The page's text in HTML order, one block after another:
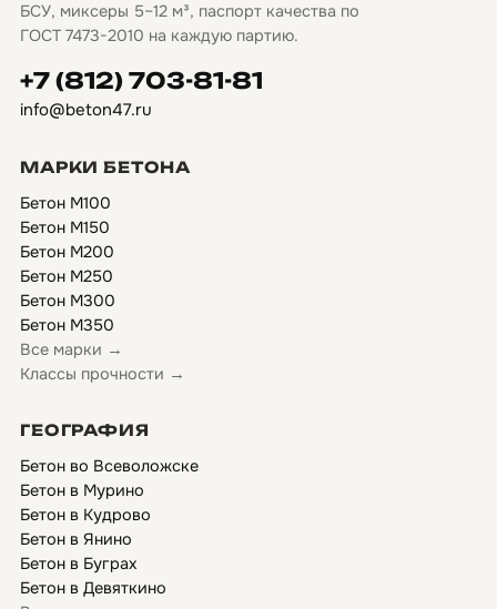
БСУ, миксеры 5–12 м³, паспорт качества по
ГОСТ 7473-2010 на каждую партию.
+7 (812) 703-81-81
info@beton47.ru
МАРКИ БЕТОНА
Бетон М100
Бетон М150
Бетон М200
Бетон М250
Бетон М300
Бетон М350
Все марки →
Классы прочности →
ГЕОГРАФИЯ
Бетон во Всеволожске
Бетон в Мурино
Бетон в Кудрово
Бетон в Янино
Бетон в Буграх
Бетон в Девяткино